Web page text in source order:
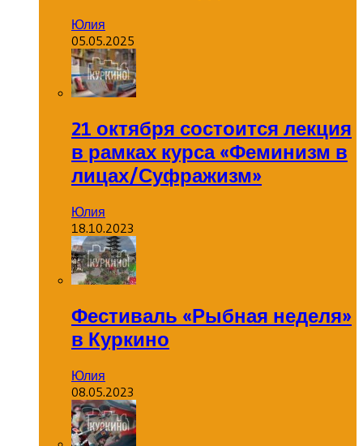
Юлия
05.05.2025
21 октября состоится лекция
в рамках курса «Феминизм в
лицах/Суфражизм»
Юлия
18.10.2023
Фестиваль «Рыбная неделя»
в Куркино
Юлия
08.05.2023